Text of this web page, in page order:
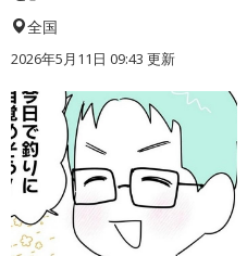
全国
2026年5月11日 09:43 更新